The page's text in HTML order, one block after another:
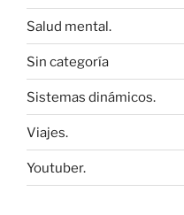
Salud mental.
Sin categoría
Sistemas dinámicos.
Viajes.
Youtuber.